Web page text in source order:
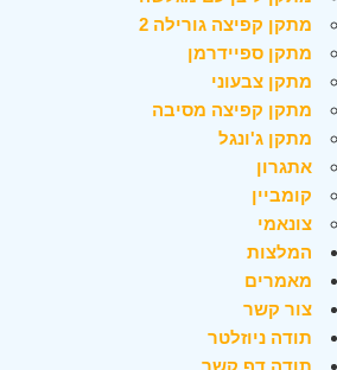
מתקן קפיצה גורילה 2
מתקן ספיידרמן
מתקן צבעוני
מתקן קפיצה מסיבה
מתקן ג'ונגל
אתגרון
קומביין
צונאמי
המלצות
מאמרים
צור קשר
תודה ניוזלטר
תודה דף קשר